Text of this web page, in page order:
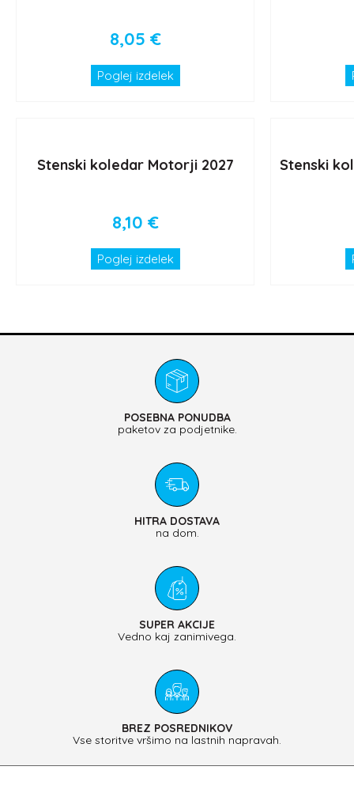
8,05 €
Poglej izdelek
Stenski koledar Motorji 2027
8,10 €
Poglej izdelek
Stenski
POSEBNA PONUDBA
paketov za podjetnike.
HITRA DOSTAVA
na dom.
SUPER AKCIJE
Vedno kaj zanimivega.
BREZ POSREDNIKOV
Vse storitve vršimo na lastnih napravah.